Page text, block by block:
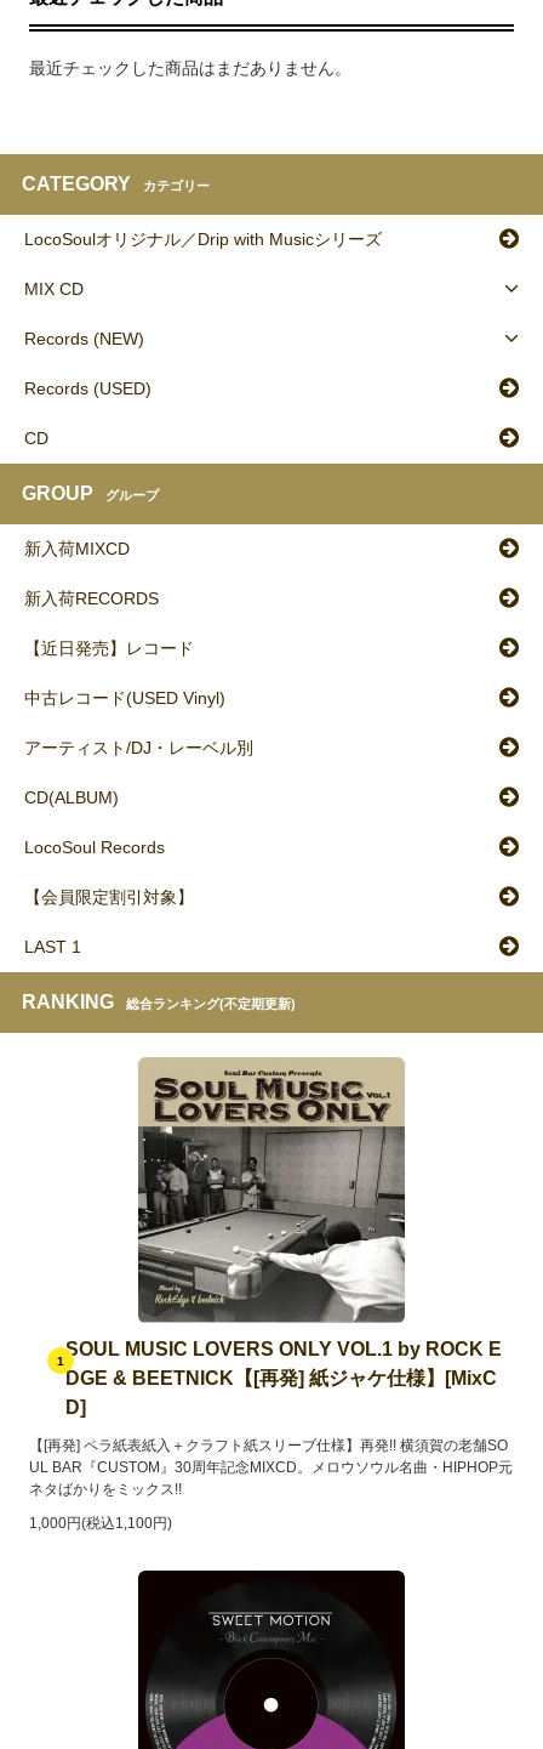
最近チェックした商品はまだありません。
CATEGORY カテゴリー
LocoSoulオリジナル／Drip with Musicシリーズ
MIX CD
Records (NEW)
Records (USED)
CD
GROUP グループ
新入荷MIXCD
新入荷RECORDS
【近日発売】レコード
中古レコード(USED Vinyl)
アーティスト/DJ・レーベル別
CD(ALBUM)
LocoSoul Records
【会員限定割引対象】
LAST 1
RANKING 総合ランキング(不定期更新)
1
SOUL MUSIC LOVERS ONLY VOL.1 by ROCK E
DGE & BEETNICK【[再発] 紙ジャケ仕様】[MixC
D]
【[再発] ペラ紙表紙入＋クラフト紙スリーブ仕様】再発!! 横須賀の老舗SO
UL BAR『CUSTOM』30周年記念MIXCD。メロウソウル名曲・HIPHOP元
ネタばかりをミックス!!
1,000円(税込1,100円)